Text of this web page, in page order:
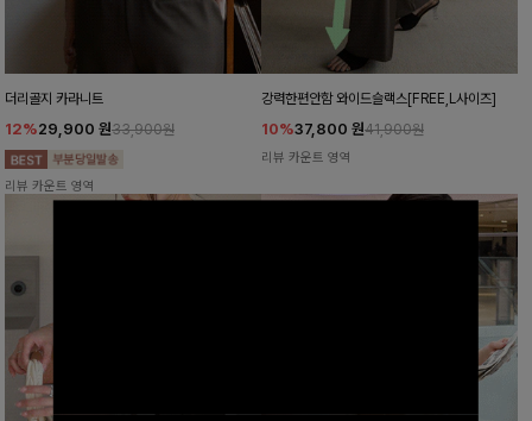
더리골지 카라니트
12%29,900 원33,900원
리뷰 카운트 영역
강력한편안함 와이드슬랙스[FREE,L사이즈]
10%37,800 원41,900원
리뷰 카운트 영역